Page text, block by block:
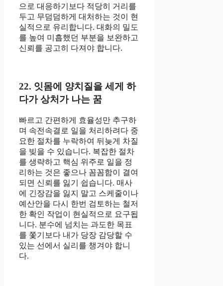
으로 대응하기보다 적당히 거리를
두고 무덤덤하게 대처하는 것이 현
실적으로 유리합니다. 대화의 밀도
를 높여 미흡했던 부분을 보완하고
신뢰를 공고히 다져야 합니다.
22. 잇몸에 양치질을 세게 하
다가 상처가 나는 꿈
빠르고 간편하게 효율성만 추구하
며 속전속결로 일을 처리하려다 중
요한 절차를 누락하여 뒤늦게 차질
을 빚을 수 있습니다. 복잡한 절차
를 생략하고 핵심 위주로 일을 정
리하는 것은 좋으나 꼼꼼함이 결여
되면 신뢰를 잃기 쉽습니다. 매사
에 긴장감을 잃지 말고 스케줄이나
예산안을 다시 한번 검토하는 철저
한 확인 작업이 현실적으로 요구됩
니다. 분수에 넘치는 과도한 목표
를 쫓기보다 내가 당장 감당할 수
있는 선에서 실리를 챙겨야 합니
다.